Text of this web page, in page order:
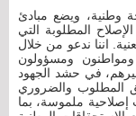
وطنية، ويضع مبادئ
المطلوبة التي
اننا ندعو من خلال
ومسؤولون
في حشد الجهود
المطلوب والضروري
ملموسة، بما